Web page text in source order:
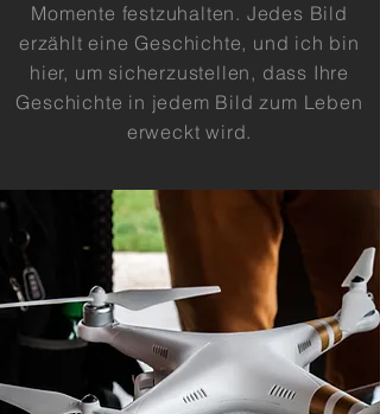
Momente festzuhalten. Jedes Bild
erzählt eine Geschichte, und ich bin
hier, um sicherzustellen, dass Ihre
Geschichte in jedem Bild zum Leben
erweckt wird.